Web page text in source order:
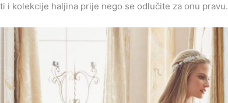
i kolekcije haljina prije nego se odlučite za onu pravu.